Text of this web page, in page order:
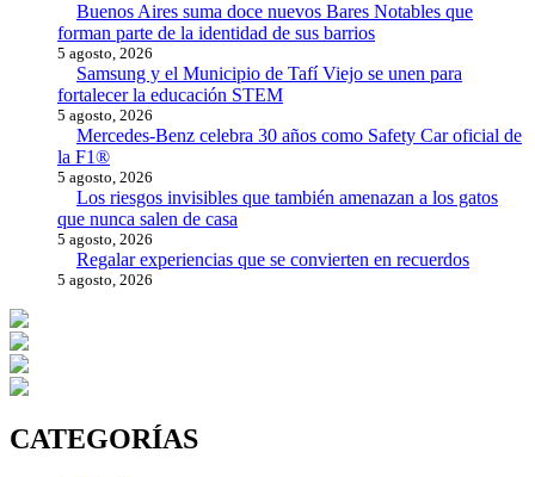
Buenos Aires suma doce nuevos Bares Notables que
forman parte de la identidad de sus barrios
5 agosto, 2026
Samsung y el Municipio de Tafí Viejo se unen para
fortalecer la educación STEM
5 agosto, 2026
Mercedes-Benz celebra 30 años como Safety Car oficial de
la F1®
5 agosto, 2026
Los riesgos invisibles que también amenazan a los gatos
que nunca salen de casa
5 agosto, 2026
Regalar experiencias que se convierten en recuerdos
5 agosto, 2026
CATEGORÍAS